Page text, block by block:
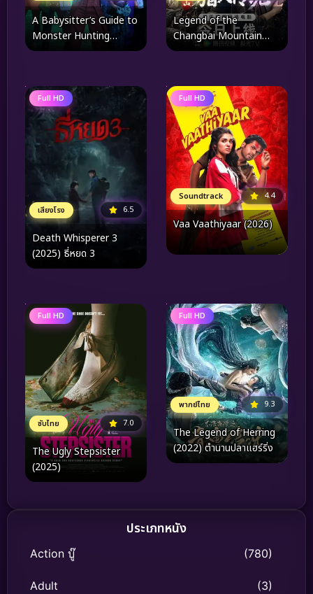
A Babysitter’s Guide to
Monster Hunting
(2020) คู่มือล่าปีศาจฉบับพี่
Legend of the
Changbai Mountain
Hunter 2 (2026) ตำนาน
Full HD
เสียงโรง 6.5
Death Whisperer 3
(2025) ธี่หยด 3
Full HD
Soundtrack 4.4
Vaa Vaathiyaar (2026)
Full HD
ซับไทย 7.0
The Ugly Stepsister
(2025)
Full HD
พากย์ไทย 9.3
The Legend of Herring
(2022) ตำนานปลาแฮร์ริ่ง
ประเภทหนัง
Action บู๊ (780)
Adult (3)